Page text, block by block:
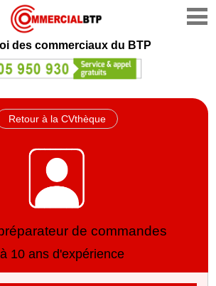
des commerciaux du BTP
Retour à la CVthèque
de commandes
10 ans d'expérience